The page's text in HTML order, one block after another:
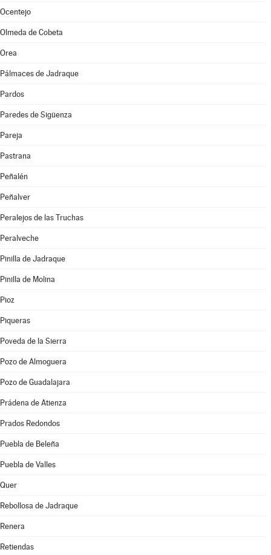
Ocentejo
Olmeda de Cobeta
Orea
Pálmaces de Jadraque
Pardos
Paredes de Sigüenza
Pareja
Pastrana
Peñalén
Peñalver
Peralejos de las Truchas
Peralveche
Pinilla de Jadraque
Pinilla de Molina
Pioz
Piqueras
Poveda de la Sierra
Pozo de Almoguera
Pozo de Guadalajara
Prádena de Atienza
Prados Redondos
Puebla de Beleña
Puebla de Valles
Quer
Rebollosa de Jadraque
Renera
Retiendas